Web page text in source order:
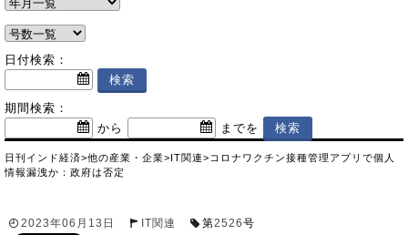
日付検索：
期間検索：
から
までを
日刊インド経済>他の産業・企業>IT関連> コロナワクチン接種管理アプリで個人
情報漏洩か：政府は否定
2023年06月13日 IT関連 第2526号